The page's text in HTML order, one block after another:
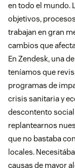
en todo el mundo.
objetivos,
trabajan en gran
cambios que
En Zendesk, una
teníamos que
programas de
crisis sanitaria y
descontento
replantearnos
que no bastaba
locales.
causas de mayor